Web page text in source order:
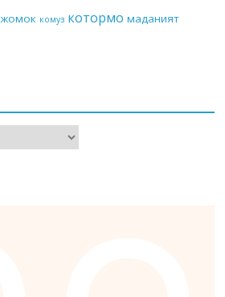
жомок комуз котормо маданият